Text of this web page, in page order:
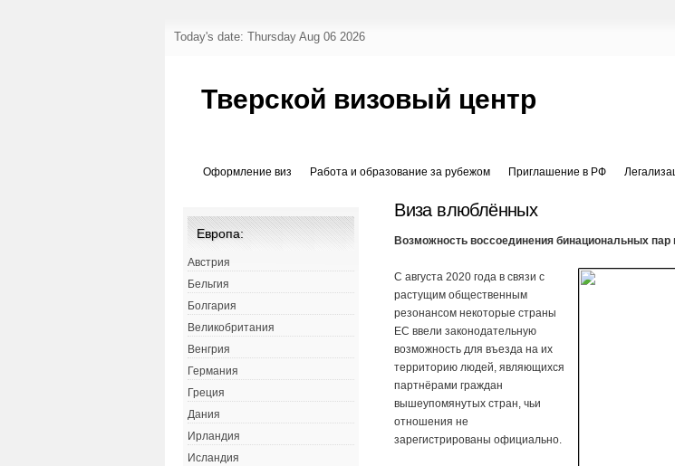
Today's date: Thursday Aug 06 2026
Тверской визовый центр
Оформление виз Работа и образование за рубежом Приглашение в РФ
Виза влюблённых
Возможность воссоединения бинациональных пар
С августа 2020 года в связи с
растущим общественным
резонансом некоторые страны
ЕС ввели законодательную
возможность для въезда на их
территорию людей, являющихся
партнёрами граждан
вышеупомянутых стран, чьи
отношения не
зарегистрированы официально.
Европа:
Австрия
Бельгия
Болгария
Великобритания
Венгрия
Германия
Греция
Дания
Ирландия
Исландия